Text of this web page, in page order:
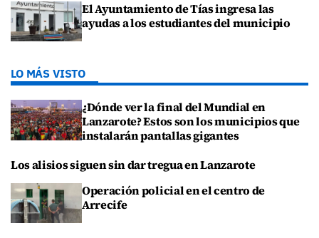
El Ayuntamiento de Tías ingresa las
ayudas a los estudiantes del municipio
LO MÁS VISTO
¿Dónde ver la final del Mundial en
Lanzarote? Estos son los municipios que
instalarán pantallas gigantes
Los alisios siguen sin dar tregua en Lanzarote
Operación policial en el centro de
Arrecife